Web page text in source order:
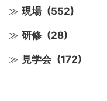
現場 (552)
研修 (28)
見学会 (172)